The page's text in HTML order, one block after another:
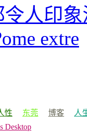
人印
extre
性 东莞 博客
人
Desktop